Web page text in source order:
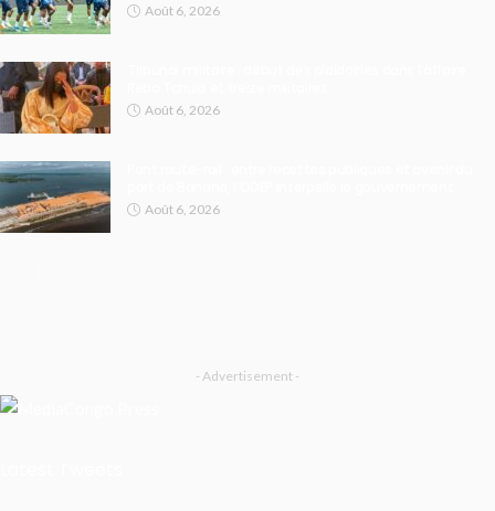
Août 6, 2026
Août 6, 2026
Août 6, 2026
- Advertisement -